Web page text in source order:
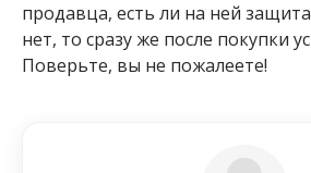
продавца, есть ли на ней
нет, то сразу же после покупки
Поверьте, вы не пожалеете!